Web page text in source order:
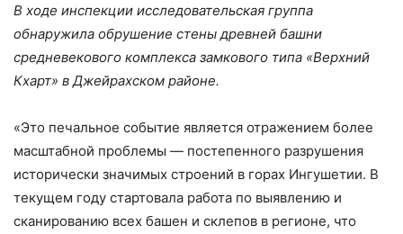
В ходе инспекции исследовательская группа
обнаружила обрушение стены древней башни
средневекового комплекса замкового типа «Верхний
Кхарт» в Джейрахском районе.
«Это печальное событие является отражением более
масштабной проблемы — постепенного разрушения
исторически значимых строений в горах Ингушетии. В
текущем году стартовала работа по выявлению и
сканированию всех башен и склепов в регионе, что